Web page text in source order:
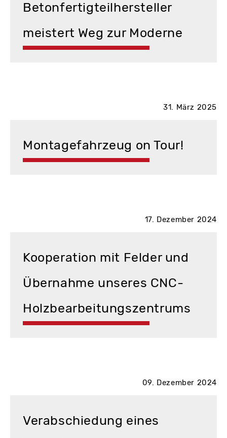
Betonfertigteilhersteller
meistert Weg zur Moderne
31. März 2025
Montagefahrzeug on Tour!
17. Dezember 2024
Kooperation mit Felder und
Übernahme unseres CNC-
Holzbearbeitungszentrums
09. Dezember 2024
Verabschiedung eines